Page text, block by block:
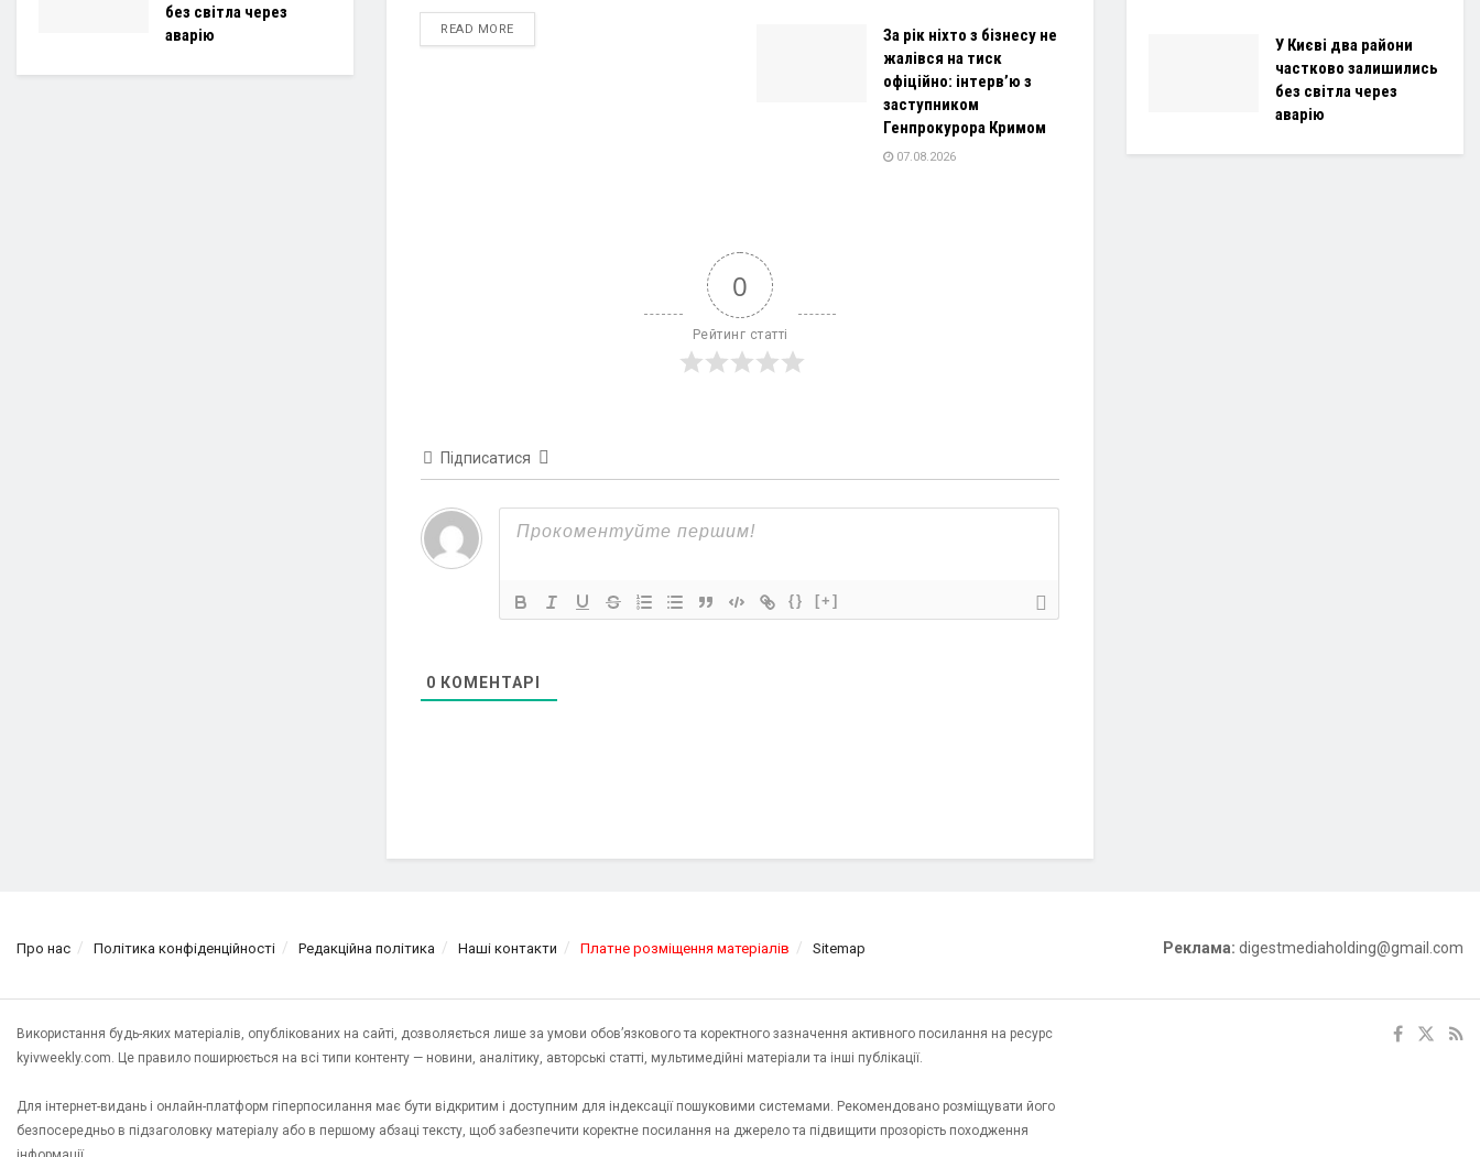
READ MOREDETAILS
За рік ніхто з бізнесу не
жалівся на тиск
офіційно: інтерв’ю з
заступником
Генпрокурора Кримом
07.08.2026
0
Рейтинг статті
Підписатися
{} [+]
0 КОМЕНТАРІ
без світла через
аварію
У Києві два райони
частково залишились
без світла через
аварію
Про нас Політика конфіденційності Редакційна політика Наші контакти Платне розміщення матеріалів Sitemap Реклама: digestmediaholding@gmail.com
Використання будь-яких матеріалів, опублікованих на сайті, дозволяється лише за умови обов’язкового та коректного зазначення активного посилання на ресурс
kyivweekly.com. Це правило поширюється на всі типи контенту — новини, аналітику, авторські статті, мультимедійні матеріали та інші публікації.
Для інтернет-видань і онлайн-платформ гіперпосилання має бути відкритим і доступним для індексації пошуковими системами. Рекомендовано розміщувати його
безпосередньо в підзаголовку матеріалу або в першому абзаці тексту, щоб забезпечити коректне посилання на джерело та підвищити прозорість походження